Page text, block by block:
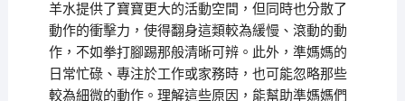
羊水提供了寶寶更大的活動空間，但同時也分散了
動作的衝擊力，使得翻身這類較為緩慢、滾動的動
作，不如拳打腳踢那般清晰可辨。此外，準媽媽的
日常忙碌、專注於工作或家務時，也可能忽略那些
較為細微的動作。理解這些原因，能幫助準媽媽們